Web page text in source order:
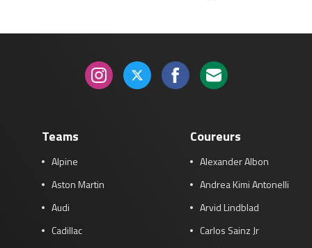
Teams
Alpine
Aston Martin
Audi
Cadillac
Coureurs
Alexander Albon
Andrea Kimi Antonelli
Arvid Lindblad
Carlos Sainz Jr